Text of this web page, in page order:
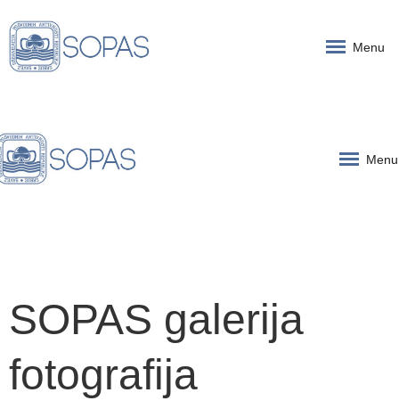
Menu
Menu
SOPAS galerija
fotografija